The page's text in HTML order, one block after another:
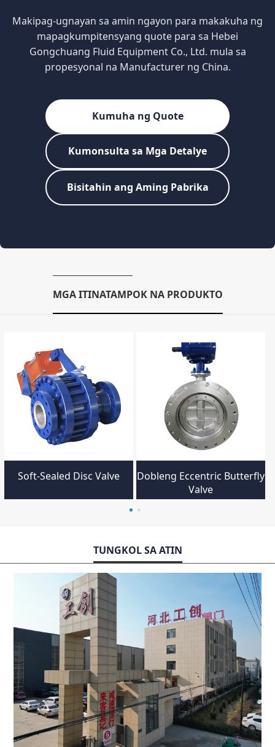
Makipag-ugnayan sa amin ngayon para makakuha ng
mapagkumpitensyang quote para sa Hebei
Gongchuang Fluid Equipment Co., Ltd. mula sa
propesyonal na Manufacturer ng China.
Kumuha ng Quote
Kumonsulta sa Mga Detalye
Bisitahin ang Aming Pabrika
MGA ITINATAMPOK NA PRODUKTO
Soft-Sealed Disc Valve
Dobleng Eccentric Butterfly
Valve
TUNGKOL SA ATIN